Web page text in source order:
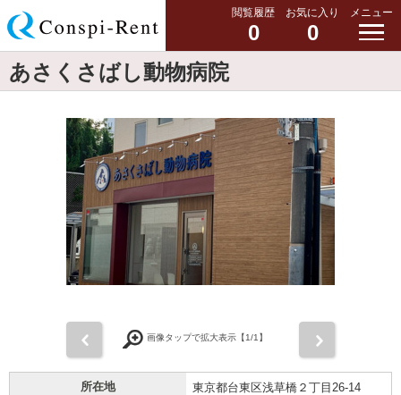
閲覧履歴
0
お気に入り
0
メニュー
あさくさばし動物病院
画像タップで拡大表示【1/1】
所在地 東京都台東区浅草橋２丁目26-14